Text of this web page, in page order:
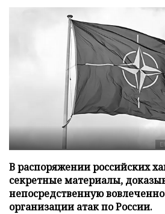
В распоряжении российских
секретные материалы,
непосредственную
организации атак по России.